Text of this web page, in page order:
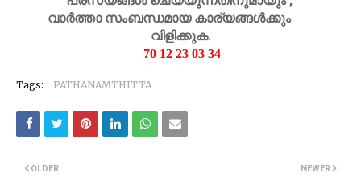
വാർത്താ സംബന്ധമായ കാര്യങ്ങൾക്കും
വിളിക്കുക.
70 12 23 03 34
Tags: PATHANAMTHITTA
NEWER
OLDER